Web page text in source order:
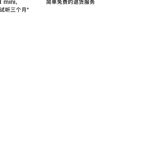
，
听三个月脚
⁺
简单免费的退货服务